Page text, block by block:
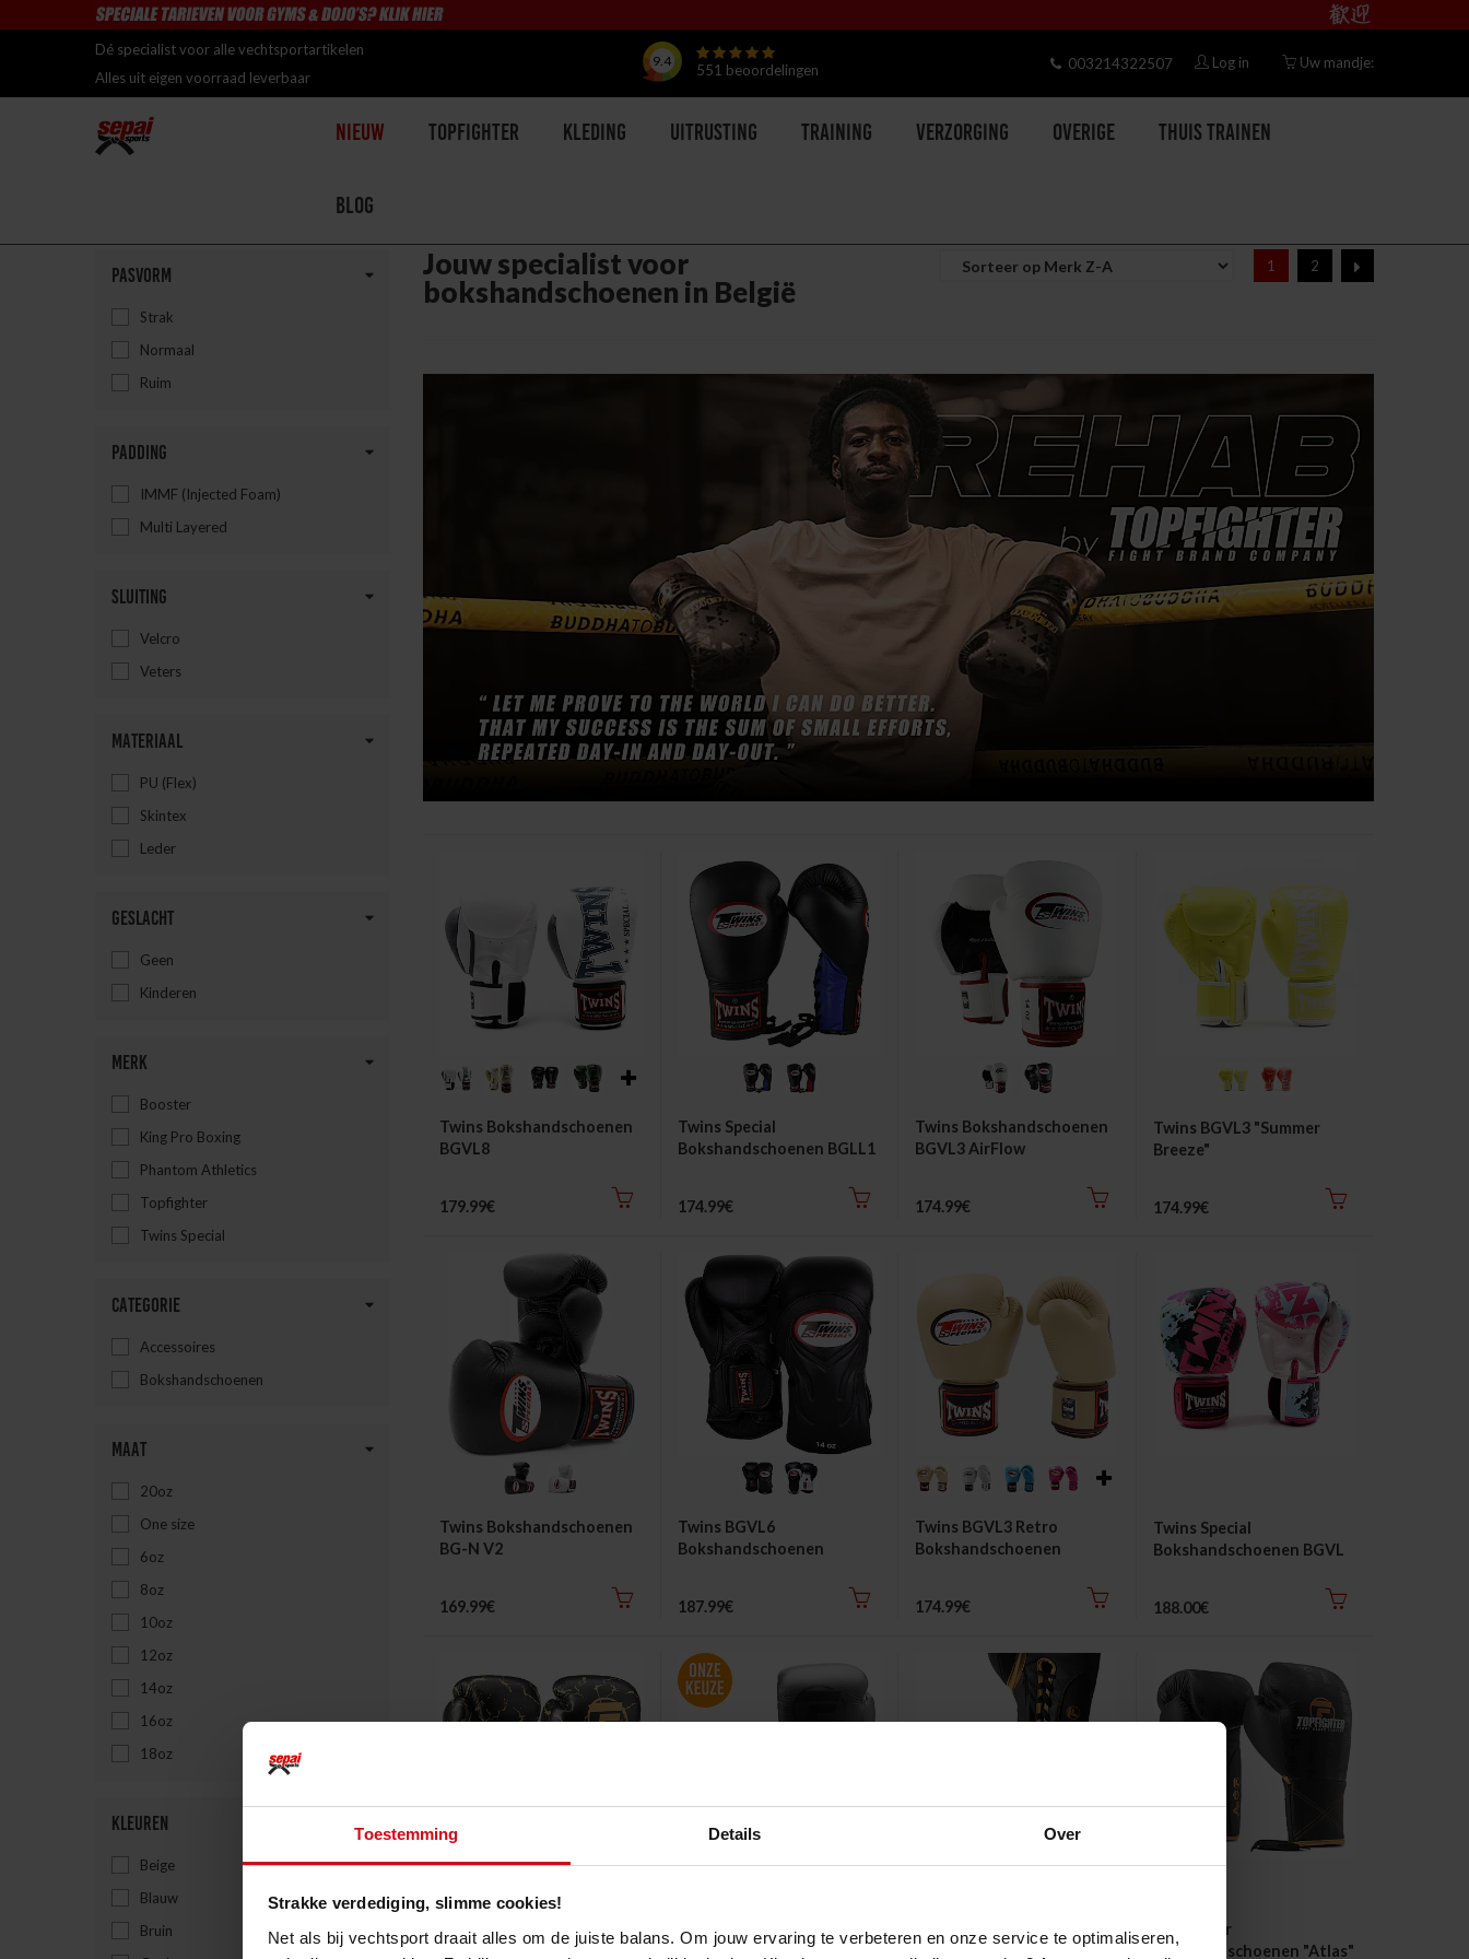
Toestemming Details Over
Strakke verdediging, slimme cookies!
Net als bij vechtsport draait alles om de juiste balans. Om jouw ervaring te verbeteren en onze service te optimaliseren,
Dé specialist voor alle vechtsportartikelen
Alles uit eigen voorraad leverbaar
9.4
551 beoordelingen Uw mandje:
Log in
003214322507
Nieuw Topfighter Kleding Uitrusting Training Verzorging Overige Thuis trainen
Blog
Alle Bokshandschoenen
Pasvorm
Strak
Normaal
Ruim
Padding
IMMF (Injected Foam)
Multi Layered
Sluiting
Velcro
Veters
Materiaal
PU (Flex)
Skintex
Leder
Geslacht
Geen
Kinderen
Merk
Booster
King Pro Boxing
Phantom Athletics
Topfighter
Twins Special
Categorie
Accessoires
Bokshandschoenen
Maat
20oz
One size
6oz
8oz
10oz
12oz
14oz
16oz
18oz
Kleuren
Beige
Blauw
Bruin
1 2
Jouw specialist voor
bokshandschoenen in België
Twins Bokshandschoenen
BGVL8
179.99€
Twins Special
Bokshandschoenen BGLL1
174.99€
Twins Bokshandschoenen
BGVL3 AirFlow
174.99€
Twins BGVL3 "Summer
Breeze"
174.99€
Twins Bokshandschoenen
BG-N V2
169.99€
Twins BGVL6
Bokshandschoenen
187.99€
Twins BGVL3 Retro
Bokshandschoenen
174.99€
Twins Special
Bokshandschoenen BGVL
188.00€
Topfighter
Bokshandschoenen "Nano
Topfighter
Bokshandschoenen "The
Topfighter "LaceLock"
Veterstrap
Topfighter
Bokshandschoenen "Atlas"